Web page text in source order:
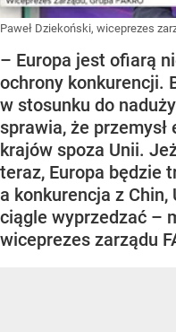
Paweł Dziekoński, wiceprezes
– Europa jest ofiarą
ochrony konkurencji.
w stosunku do
sprawia, że
krajów spoza Unii.
teraz, Europa będzie
a konkurencja z
ciągle wyprzedzać –
wiceprezes zarządu